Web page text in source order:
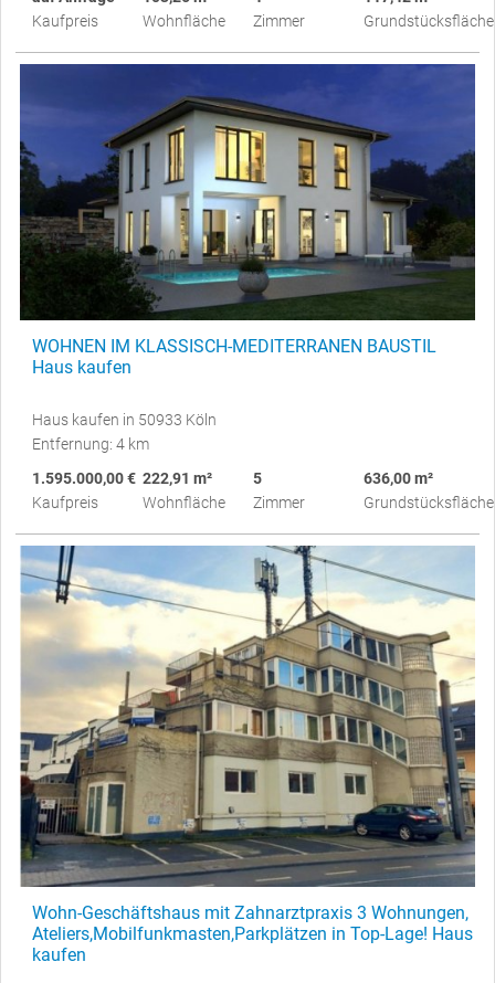
Kaufpreis
Wohnfläche
Zimmer
Grundstücksfläche
WOHNEN IM KLASSISCH-MEDITERRANEN BAUSTIL
Haus kaufen
Haus kaufen in 50933 Köln
Entfernung: 4 km
1.595.000,00 €
Kaufpreis
222,91 m²
Wohnfläche
5
Zimmer
636,00 m²
Grundstücksfläche
Wohn-Geschäftshaus mit Zahnarztpraxis 3 Wohnungen,
Ateliers,Mobilfunkmasten,Parkplätzen in Top-Lage! Haus
kaufen